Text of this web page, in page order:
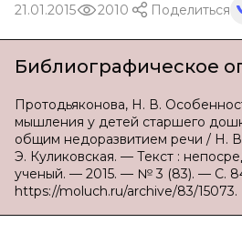
21.01.2015 2010 Поделиться
Библиографическое
Протодьяконова, Н. В.
мышления у детей старшего
общим недоразвитием речи / Н.
Э. Куликовская. — Текст :
ученый. — 2015. — № 3 (83). — С.
https://moluch.ru/archive/83/15073.